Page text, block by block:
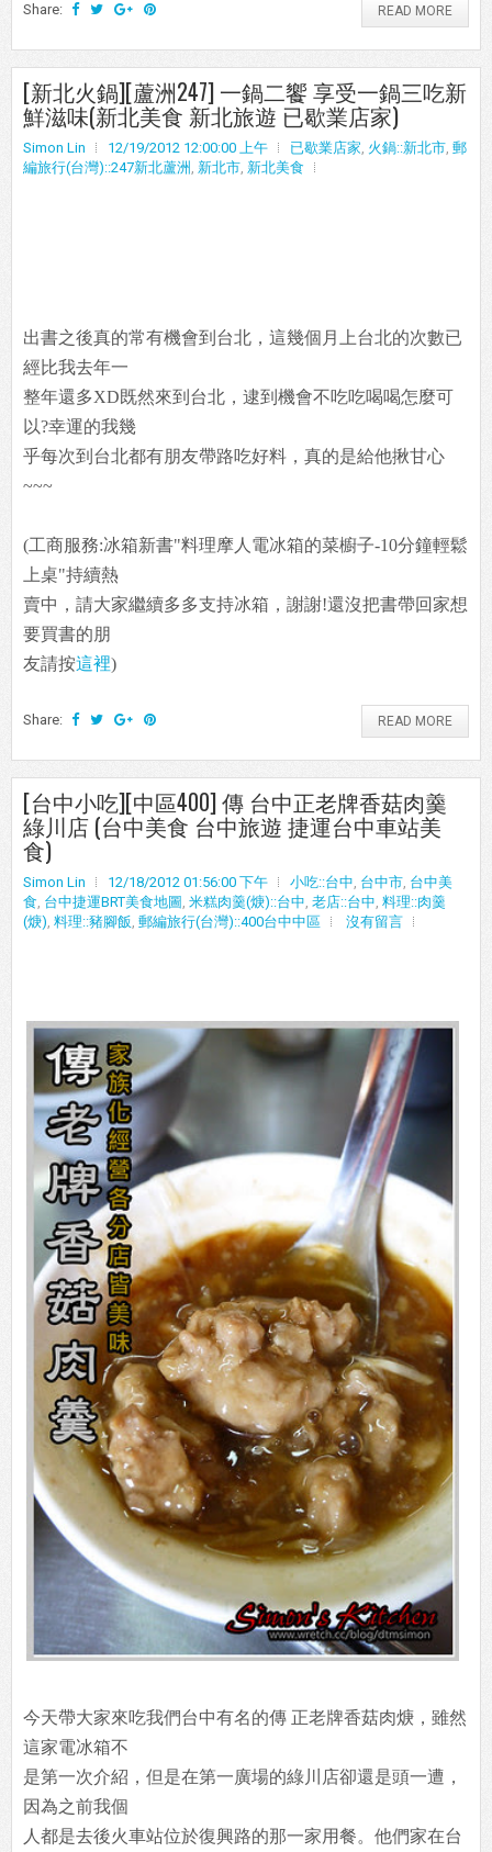
Share: READ MORE
[新北火鍋][蘆洲247] 一鍋二饗 享受一鍋三吃新
鮮滋味(新北美食 新北旅遊 已歇業店家)
Simon Lin 12/19/2012 12:00:00 上午 已歇業店家, 火鍋::新北市, 郵
編旅行(台灣)::247新北蘆洲 , 新北市, 新北美食
出書之後真的常有機會到台北，這幾個月上台北的次數已
經比我去年一
整年還多XD既然來到台北，逮到機會不吃吃喝喝怎麼可
以?幸運的我幾
乎每次到台北都有朋友帶路吃好料，真的是給他揪甘心
~~~
(工商服務:冰箱新書"料理摩人電冰箱的菜櫥子-10分鐘輕鬆
上桌"持續熱
賣中，請大家繼續多多支持冰箱，謝謝!還沒把書帶回家想
要買書的朋
友請按這裡)
Share: READ MORE
[台中小吃][中區400] 傳 台中正老牌香菇肉羹
綠川店 (台中美食 台中旅遊 捷運台中車站美
食)
Simon Lin 12/18/2012 01:56:00 下午 小吃::台中, 台中市, 台中美
食, 台中捷運BRT美食地圖 , 米糕肉羹(焿)::台中, 老店::台中, 料理::肉羹
(焿), 料理::豬腳飯, 郵編旅行(台灣)::400台中中區 沒有留言
今天帶大家來吃我們台中有名的傳 正老牌香菇肉焿，雖然
這家電冰箱不
是第一次介紹，但是在第一廣場的綠川店卻還是頭一遭，
因為之前我個
人都是去後火車站位於復興路的那一家用餐。他們家在台